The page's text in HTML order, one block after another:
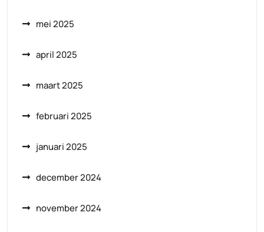
mei 2025
april 2025
maart 2025
februari 2025
januari 2025
december 2024
november 2024